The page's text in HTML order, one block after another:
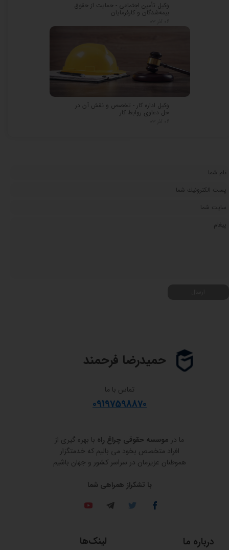
★
وکیل تأمین اجتماعی - حمایت از حقوق
بیمه‌شدگان و کارفرمایان
وکیل اداره کار - تخصص و نقش آن در
حل دعاوی روابط کار
حمیدرضا فرحمند
تماس با ما
09197598870
ما در موسسه حقوقی چراغ راه با بهره گیری از
افراد متخصص بخود می بالیم که خدمتگزار
هموطنان عزیزمان در سراسر کشور و جهان باشیم
​​​​​​​با تشکراز همراهی شما
درباره ما لینک‌ها